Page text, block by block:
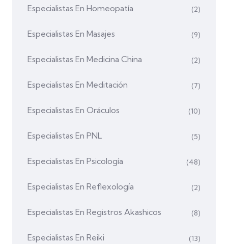
Especialistas En Homeopatía (2)
Especialistas En Masajes (9)
Especialistas En Medicina China (2)
Especialistas En Meditación (7)
Especialistas En Oráculos (10)
Especialistas En PNL (5)
Especialistas En Psicología (48)
Especialistas En Reflexología (2)
Especialistas En Registros Akashicos (8)
Especialistas En Reiki (13)